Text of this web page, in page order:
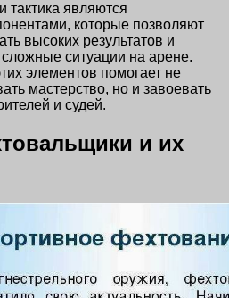
тактика являются
которые позволяют
высоких результатов и
ситуации на арене.
элементов помогает не
мастерство, но и завоевать
и судей.
и их